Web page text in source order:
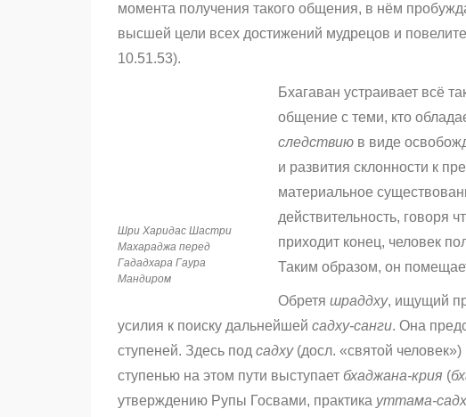
момента получения такого общения, в нём
высшей цели всех достижений мудрецов и
10.51.53).
Шри Харидас Шастри
Махараджа перед
Гададхара Гаура
Мандиром
Бхагаван устраивает всё
общение с теми, кто
следствию в виде
и развития склонности к
материальное
действительность, говоря
приходит конец, человек
Таким образом, он
Обретя шраддху, ищущий
усилия к поиску дальнейшей садху-санги. Она
ступеней. Здесь под садху(досл. «святой человек»)
ступенью на этом пути выступает бхаджана-крия (
утверждению Рупы Госвами, практика уттама-